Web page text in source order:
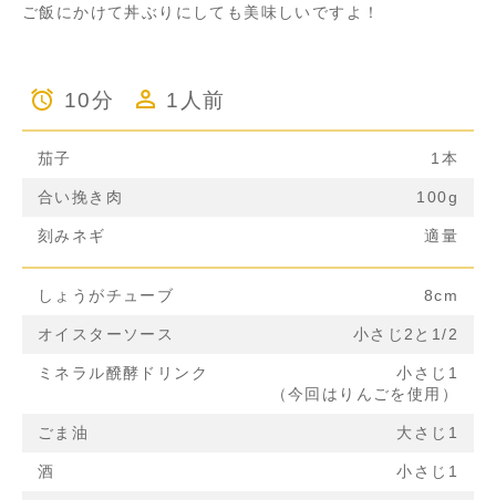
ご飯にかけて丼ぶりにしても美味しいですよ！
10分 1人前
茄子 1本
合い挽き肉 100g
刻みネギ 適量
しょうがチューブ 8cm
オイスターソース 小さじ2と1/2
ミネラル醗酵ドリンク
小さじ1
（今回はりんごを使用）
ごま油 大さじ1
酒 小さじ1